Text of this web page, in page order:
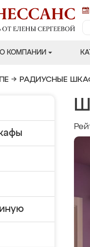
О КОМПАНИИ
→ РАДИУСНЫЕ